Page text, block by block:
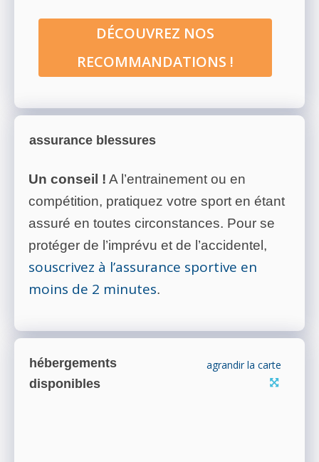
DÉCOUVREZ NOS
RECOMMANDATIONS !
assurance blessures
Un conseil ! A l’entrainement ou en
compétition, pratiquez votre sport en étant
assuré en toutes circonstances. Pour se
protéger de l’imprévu et de l’accidentel,
souscrivez à l’assurance sportive en
moins de 2 minutes.
hébergements
disponibles
agrandir la carte